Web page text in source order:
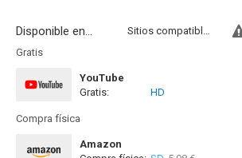
Disponible en...
Sitios compatibles
Gratis
YouTube
Gratis:
HD
Compra física
Amazon